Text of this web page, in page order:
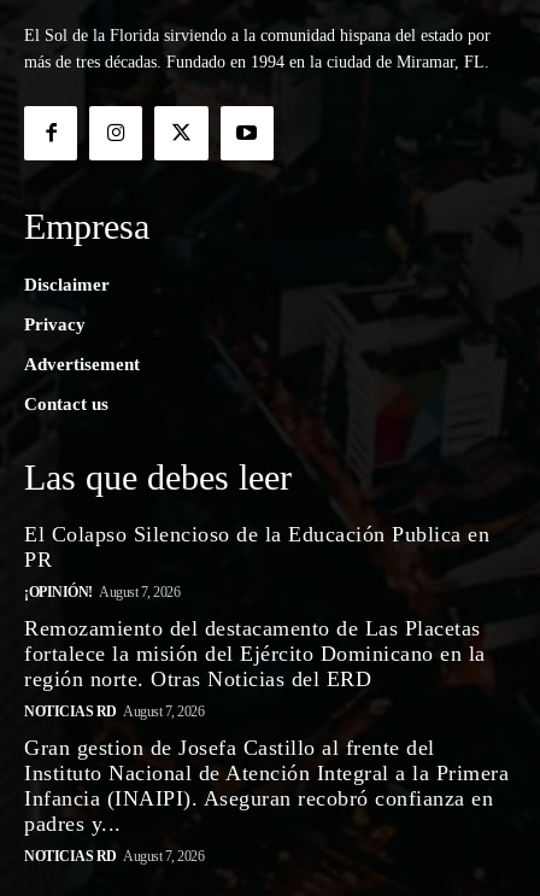
El Sol de la Florida sirviendo a la comunidad hispana del estado por
más de tres décadas. Fundado en 1994 en la ciudad de Miramar, FL.
Empresa
Disclaimer
Privacy
Advertisement
Contact us
Las que debes leer
El Colapso Silencioso de la Educación Publica en
PR
¡OPINIÓN! August 7, 2026
Remozamiento del destacamento de Las Placetas
fortalece la misión del Ejército Dominicano en la
región norte. Otras Noticias del ERD
NOTICIAS RD August 7, 2026
Gran gestion de Josefa Castillo al frente del
Instituto Nacional de Atención Integral a la Primera
Infancia (INAIPI). Aseguran recobró confianza en
padres y...
NOTICIAS RD August 7, 2026